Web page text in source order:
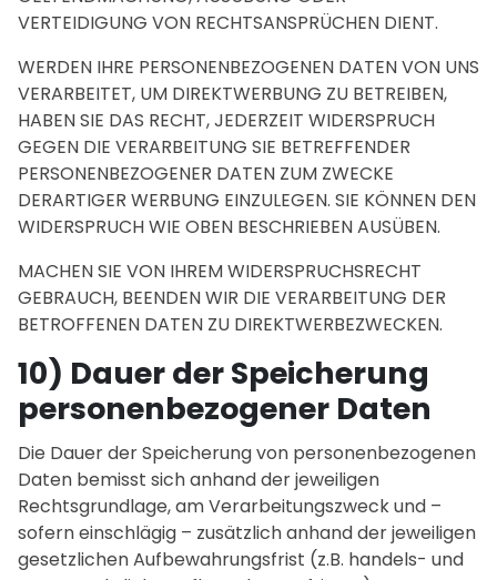
VERTEIDIGUNG VON RECHTSANSPRÜCHEN DIENT.
WERDEN IHRE PERSONENBEZOGENEN DATEN VON UNS
VERARBEITET, UM DIREKTWERBUNG ZU BETREIBEN,
HABEN SIE DAS RECHT, JEDERZEIT WIDERSPRUCH
GEGEN DIE VERARBEITUNG SIE BETREFFENDER
PERSONENBEZOGENER DATEN ZUM ZWECKE
DERARTIGER WERBUNG EINZULEGEN. SIE KÖNNEN DEN
WIDERSPRUCH WIE OBEN BESCHRIEBEN AUSÜBEN.
MACHEN SIE VON IHREM WIDERSPRUCHSRECHT
GEBRAUCH, BEENDEN WIR DIE VERARBEITUNG DER
BETROFFENEN DATEN ZU DIREKTWERBEZWECKEN.
10) Dauer der Speicherung
personenbezogener Daten
Die Dauer der Speicherung von personenbezogenen
Daten bemisst sich anhand der jeweiligen
Rechtsgrundlage, am Verarbeitungszweck und –
sofern einschlägig – zusätzlich anhand der jeweiligen
gesetzlichen Aufbewahrungsfrist (z.B. handels- und